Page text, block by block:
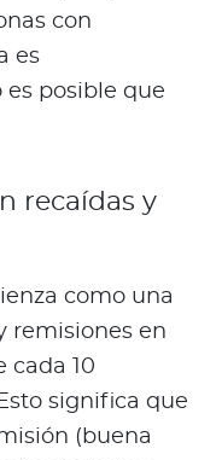
con
es
posible que
recaídas y
como una
remisiones en
cada 10
significa que
(buena